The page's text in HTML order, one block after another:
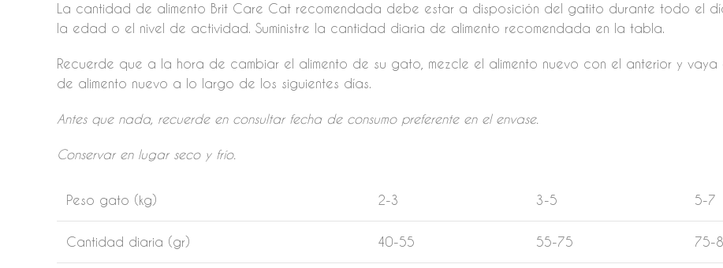
La cantidad de alimento Brit Care Cat recomendada debe estar a disposición del gatito durante todo el
la edad o el nivel de actividad. Suministre la cantidad diaria de alimento recomendada en la tabla.
Recuerde que a la hora de cambiar el alimento de su gato, mezcle el alimento nuevo con el anterior y
de alimento nuevo a lo largo de los siguientes días.
Antes que nada, recuerde en consultar fecha de consumo preferente en el envase.
Conservar en lugar seco y frío.
Peso gato (kg) 2-3 3-5 5-7
Cantidad diaria (gr) 40-55 55-75 75-